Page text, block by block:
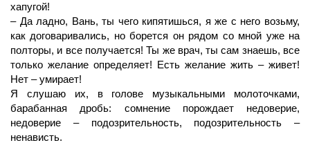
хапугой!
– Да ладно, Вань, ты чего кипятишься, я же с него возьму,
как договаривались, но борется он рядом со мной уже на
полторы, и все получается! Ты же врач, ты сам знаешь, все
только желание определяет! Есть желание жить – живет!
Нет – умирает!
Я слушаю их, в голове музыкальными молоточками,
барабанная дробь: сомнение порождает недоверие,
недоверие – подозрительность, подозрительность –
ненависть.